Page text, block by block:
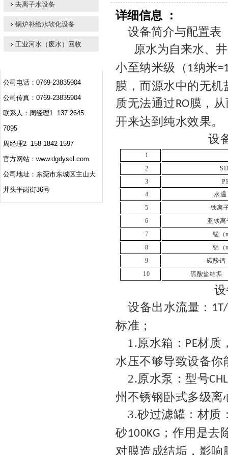
去离子水设备
锅炉补给水软化设备
工业河水（废水）回收
公司电话：0769-23835904
公司传真：0769-23835904
联系人：周经理1 137 2645
7095
周经理2 158 1842 1597
官方网站：www.dgdyscl.com
公司地址：东莞市东城区主山大
井头平岗街36号
详细信息 ：
设备简介与配置表
原水为自来水、
小至纳米级（ 1纳米
膜，而源水中的无
质无法通过RO膜，
开来达到纯水效果。
设
1
2
3
4
水温
5
铁离
6
亚铁离
7
锰（
8 铝（
9
碳酸钙
10
硫酸盐结垢
设备配
设备出水流量：
标准；
1.原水箱： PE材质
水压不够导致设备
2.原水泵：型号
州不锈钢卧式多级
3.砂过滤罐：材质
砂100KG ；作用是去
对膜造成结垢，影响